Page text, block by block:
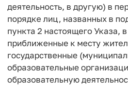
деятельность, в другую) в
порядке лиц, названных в
пункта 2 настоящего Указа,
приближенные к месту
государственные
образовательные
образовательную